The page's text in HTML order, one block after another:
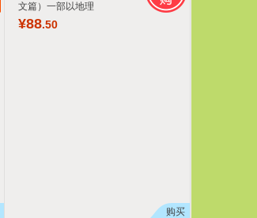
文篇）一部以地理
¥88.50
购买